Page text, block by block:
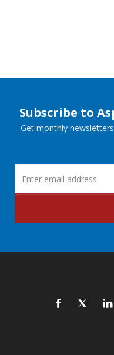
Subscribe to
Get monthly